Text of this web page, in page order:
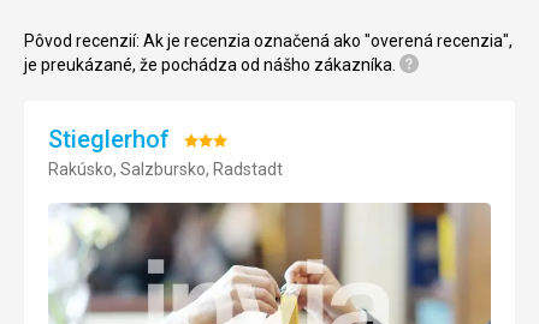
Pôvod recenzií: Ak je recenzia označená ako "overená recenzia",
je preukázané, že pochádza od nášho zákazníka.
Stieglerhof Hodnotenie:
3/5
Rakúsko, Salzbursko, Radstadt